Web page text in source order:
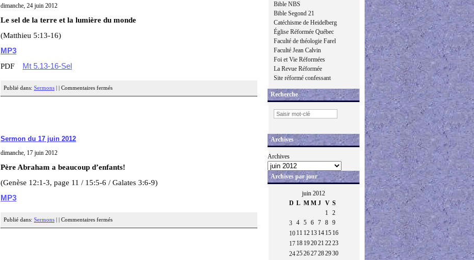
dimanche, 24 juin 2012
Le sel de la terre et la lumière du monde
(Matthieu 5:13-16)
MP3
PDF
Mt 5.13-16-Sel
Publié dans: Sermons Commentaires fermés
Sermon du 17 juin 2012
dimanche, 17 juin 2012
Père Abraham a beaucoup d’enfants!
(Genèse 12:1-3, page 11 / 15:5-6 / Galates 3:6-9)
MP3
Publié dans: Sermons Commentaires fermés
Bible NBS
Bible Segond 21
Catéchisme de Heidelberg
Église Réformée Québec
Faculté de théologie Farel
Faculté Jean Calvin
Foi et Vie Réformées
La Revue Réformée
Site réformé confessant
Recherche
Archives
Archives
Archives par jour
juin 2012
D L M M J V S
1
2
3
4 5 6 7 8
9
10 11 12 13 14 15 16
17 18 192021 2223
24252627282930